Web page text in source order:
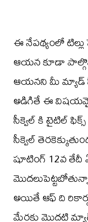
ఈ నేపథ్యంలో టిల్లు
ఆయన కూడా
ఆయనని మీ మ్యాడ్
అడిగితే ఈ
సీక్వెల్ కి టైటిల్
సీక్వెల్
షూటింగ్ 12వ తేదీ
అయితే ఆఫ్ ది
మేరకు మొదటి